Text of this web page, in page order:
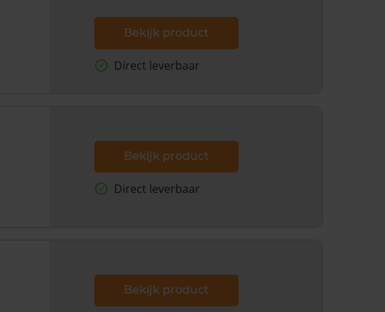
Bekijk product
Direct leverbaar
Bekijk product
Direct leverbaar
Bekijk product